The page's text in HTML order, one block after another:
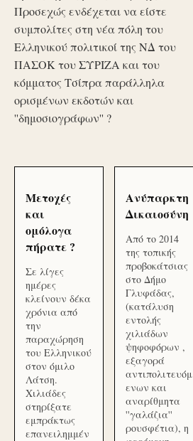
Προσεχώς ενδέχεται να είστε
συμπολίτες στη νέα πόλη του
Ελληνικού πολιτικοί της ΝΔ του
ΠΑΣΟΚ του ΣΥΡΙΖΑ και του
κόμματος Τσίπρα παράλληλα
ορισμένων εκδοτών και
''δημοσιογράφων'' ?
Μετοχές
και
ομόλογα
πήρατε ?
Σε λίγες
ημέρες
κλείνουν δέκα
χρόνια από
την
παραχώρηση
του Ελληνικού
στον όμιλο
Λάτση.
Χιλιάδες
στηρίξατε
εμπράκτως
επανειλημμέν
Ανύπαρκτη
Δικαιοσύνη
Από το 2014
της τοπικής
προβοκάτσιας
στο Δήμο
Γλυφάδας,
(κατάλυση
εντολής
χιλιάδων
ψηφοφόρων ,
εξαγορά
αντιπολιτευόμ
ενων και
αναρίθμητα
''γαλάζια''
ρουσφέτια), η